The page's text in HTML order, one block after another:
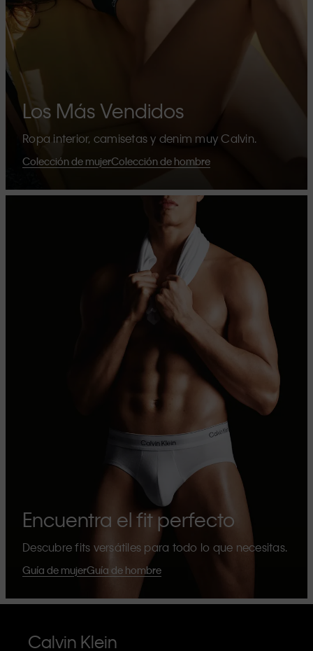
Los Más Vendidos
Ropa interior, camisetas y denim muy Calvin.
Colección de mujerColección de hombre
Encuentra el fit perfecto
Descubre fits versátiles para todo lo que necesitas.
Guía de mujerGuía de hombre
Calvin Klein